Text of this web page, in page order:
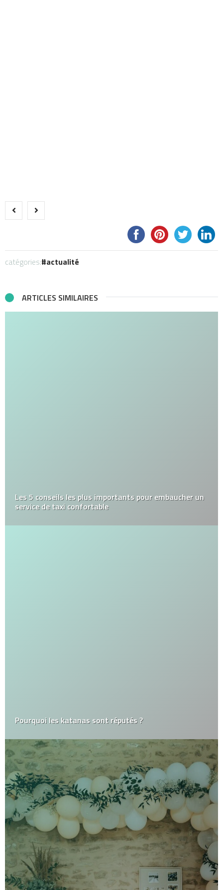
catégories: actualité
ARTICLES SIMILAIRES
Les 5 conseils les plus importants pour embaucher un
service de taxi confortable
Pourquoi les katanas sont réputés ?